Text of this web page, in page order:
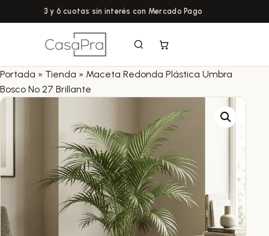
3 y 6 cuotas sin interés con Mercado Pago
Portada » Tienda » Maceta Redonda Plástica Umbra
Bosco Nº 27 Brillante